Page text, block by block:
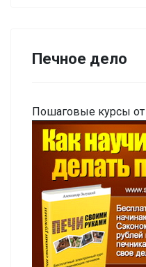
Печное дело
Пошаговые курсы от